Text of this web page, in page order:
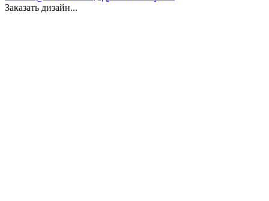
Заказать дизайн...